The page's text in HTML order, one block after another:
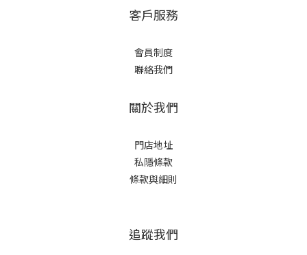
客戶服務
會員制度
聯絡我們
關於我們
門店地址
私隱條款
條款與細則
追蹤我們